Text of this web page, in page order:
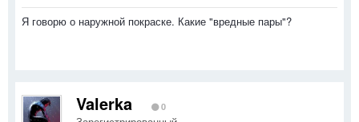
Я говорю о наружной покраске. Какие "вредные пары"?
Valerka 0